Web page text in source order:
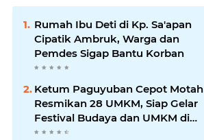
Rumah Ibu Deti di Kp. Sa'apan
Cipatik Ambruk, Warga dan
Pemdes Sigap Bantu Korban
Ketum Paguyuban Cepot Motah
Resmikan 28 UMKM, Siap Gelar
Festival Budaya dan UMKM di
Jalan Braga